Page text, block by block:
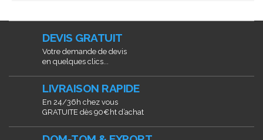
DEVIS GRATUIT
Votre demande de devis
en quelques clics...
LIVRAISON RAPIDE
En 24/36h chez vous
GRATUITE dès 90€ht d’achat